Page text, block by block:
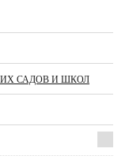
САДОВ И ШКОЛ